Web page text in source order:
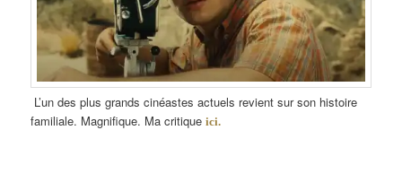
L’un des plus grands cinéastes actuels revient sur son histoire
familiale. Magnifique. Ma critiqueici.